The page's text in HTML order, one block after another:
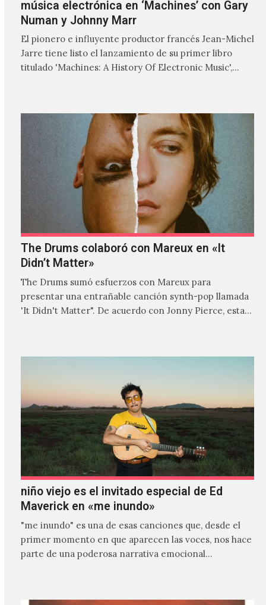
música electrónica en ‘Machines’ con Gary
Numan y Johnny Marr
El pionero e influyente productor francés Jean-Michel
Jarre tiene listo el lanzamiento de su primer libro
titulado 'Machines: A History Of Electronic Music',
The Drums colaboró con Mareux en «It
Didn’t Matter»
The Drums sumó esfuerzos con Mareux para
presentar una entrañable canción synth-pop llamada
'It Didn't Matter". De acuerdo con Jonny Pierce, esta
niño viejo es el invitado especial de Ed
Maverick en «me inundo»
"me inundo" es una de esas canciones que, desde el
primer momento en que aparecen las voces, nos hace
parte de una poderosa narrativa emocional…